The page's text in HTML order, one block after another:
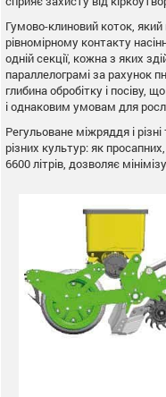
Гумово-клиновий коток,
рівномірному контакту
одній секції, кожна з яких
параллелограмі за рахунок
глибина обробітку і посіву,
і однаковим умовам для
Регульоване міжряддя і
різних культур: як
6600 літрів, дозволяє